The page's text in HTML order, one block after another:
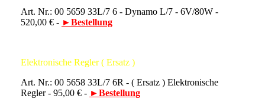
Art. Nr.: 00 5659 33L/7 6 - Dynamo L/7 - 6V/80W -
520,00 € - ►Bestellung
Elektronische Regler ( Ersatz )
Art. Nr.: 00 5658 33L/7 6R - ( Ersatz ) Elektronische
Regler - 95,00 € - ►Bestellung